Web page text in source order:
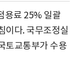
용료 25% 일괄
이다. 국무조정실
토교통부가 수용